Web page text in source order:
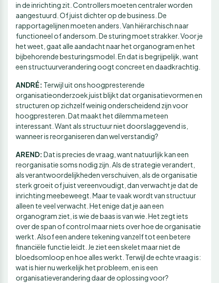
in de inrichting zit. Controllers moeten centraler worden
aangestuurd. Of juist dichter op de business. De
rapportagelijnen moeten anders. Van hiërarchisch naar
functioneel of andersom. De sturing moet strakker. Voor je
het weet, gaat alle aandacht naar het organogram en het
bijbehorende besturingsmodel. En dat is begrijpelijk, want
een structuurverandering oogt concreet en daadkrachtig.
ANDRÉ: Terwijl uit ons hoogpresterende
organisatieonderzoek juist blijkt dat organisatievormen en
structuren op zichzelf weinig onderscheidend zijn voor
hoogpresteren. Dat maakt het dilemma meteen
interessant. Want als structuur niet doorslaggevend is,
wanneer is reorganiseren dan wel verstandig?
AREND: Dat is precies de vraag, want natuurlijk kan een
reorganisatie soms nodig zijn. Als de strategie verandert,
als verantwoordelijkheden verschuiven, als de organisatie
sterk groeit of juist vereenvoudigt, dan verwacht je dat de
inrichting meebeweegt. Maar te vaak wordt van structuur
alleen te veel verwacht. Het enige dat je aan een
organogram ziet, is wie de baas is van wie. Het zegt iets
over de span of control maar niets over hoe de organisatie
werkt. Alsof een andere tekening vanzelf tot een betere
financiële functie leidt. Je ziet een skelet maar niet de
bloedsomloop en hoe alles werkt. Terwijl de echte vraag is:
wat is hier nu werkelijk het probleem, en is een
organisatieverandering daar de oplossing voor?